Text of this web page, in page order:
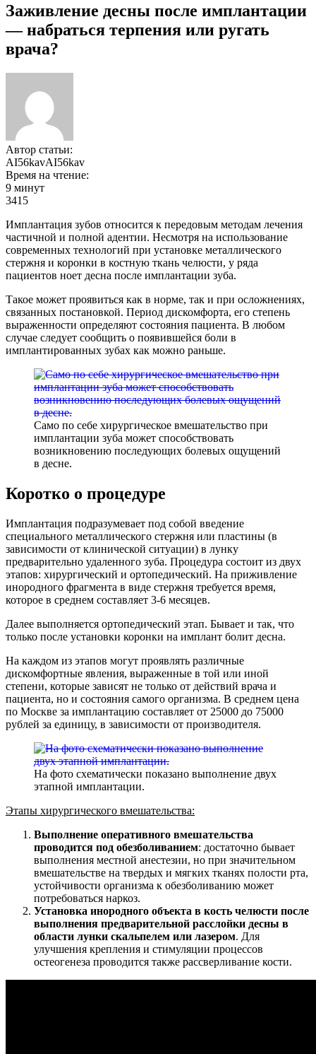
Заживление десны после имплантации
— набраться терпения или ругать
врача?
Автор статьи:
AI56kavAI56kav
Время на чтение:
9 минут
3415
Имплантация зубов относится к передовым методам лечения
частичной и полной адентии. Несмотря на использование
современных технологий при установке металлического
стержня и коронки в костную ткань челюсти, у ряда
пациентов ноет десна после имплантации зуба.
Такое может проявиться как в норме, так и при осложнениях,
связанных постановкой. Период дискомфорта, его степень
выраженности определяют состояния пациента. В любом
случае следует сообщить о появившейся боли в
имплантированных зубах как можно раньше.
Само по себе хирургическое вмешательство при
имплантации зуба может способствовать
возникновению последующих болевых ощущений
в десне.
Коротко о процедуре
Имплантация подразумевает под собой введение
специального металлического стержня или пластины (в
зависимости от клинической ситуации) в лунку
предварительно удаленного зуба. Процедура состоит из двух
этапов: хирургический и ортопедический. На приживление
инородного фрагмента в виде стержня требуется время,
которое в среднем составляет 3-6 месяцев.
Далее выполняется ортопедический этап. Бывает и так, что
только после установки коронки на имплант болит десна.
На каждом из этапов могут проявлять различные
дискомфортные явления, выраженные в той или иной
степени, которые зависят не только от действий врача и
пациента, но и состояния самого организма. В среднем цена
по Москве за имплантацию составляет от 25000 до 75000
рублей за единицу, в зависимости от производителя.
На фото схематически показано выполнение двух
этапной имплантации.
Этапы хирургического вмешательства:
Выполнение оперативного вмешательства
проводится под обезболиванием: достаточно бывает
выполнения местной анестезии, но при значительном
вмешательстве на твердых и мягких тканях полости рта,
устойчивости организма к обезболиванию может
потребоваться наркоз.
Установка инородного объекта в кость челюсти после
выполнения предварительной расслойки десны в
области лунки скальпелем или лазером. Для
улучшения крепления и стимуляции процессов
остеогенеза проводится также рассверливание кости.